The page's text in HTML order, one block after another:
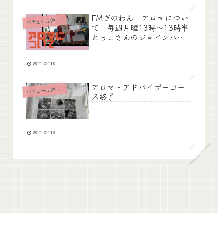
パチュール沖縄News
FMぎのわん「アロマについ
て」毎週月曜13時～13時半
とっこさんのジョインハー
2021.02.18
パチュール沖縄News
アロマ・アドバイザーコー
ス終了
2021.02.10